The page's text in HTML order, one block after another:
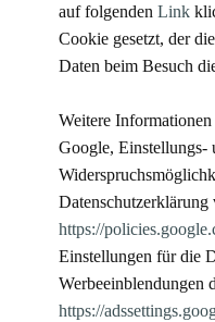
auf folgenden Link
Cookie gesetzt, der
Daten beim Besuch
Weitere
Google, Einstellungs-
https://
Einstellungen für die
Werbeeinblendungen
https://